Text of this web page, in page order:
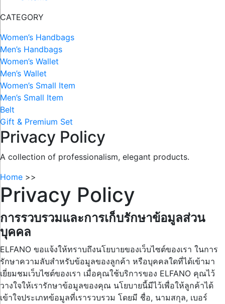
CATEGORY
Women’s Handbags
Men’s Handbags
Women’s Wallet
Men’s Wallet
Women’s Small Item
Men’s Small Item
Belt
Gift & Premium Set
Privacy Policy
A collection of professionalism, elegant products.
Home >>
Privacy Policy
การรวบรวมและการเก็บรักษาข้อมูลส่วน
บุคคล
ELFANO ขอแจ้งให้ทราบถึงนโยบายของเว็บไซต์ของเรา ในการ
รักษาความลับสำหรับข้อมูลของลูกค้า หรือบุคคลใดที่ได้เข้ามา
เยี่ยมชมเว็บไซต์ของเรา เมื่อคุณใช้บริการของ ELFANO คุณไว้
วางใจให้เรารักษาข้อมูลของคุณ นโยบายนี้มีไว้เพื่อให้ลูกค้าได้
เข้าใจประเภทข้อมูลที่เรารวบรวม โดยมี ชื่อ, นามสกุล, เบอร์